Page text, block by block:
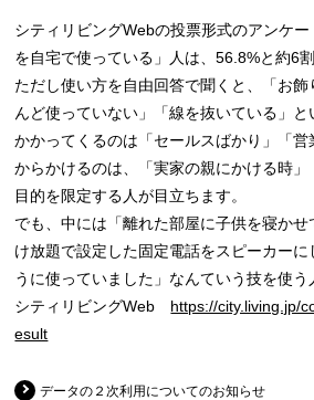
シティリビングWebの投票形式のアンケ
を自宅で使っている」人は、56.8%と約6割
ただし使い方を自由回答で聞くと、「お飾
んど使っていない」「線を抜いている」と
かかってくるのは「セールスばかり」「営
からかけるのは、「実家の親にかける時」
目的を限定する人が目立ちます。
でも、中には「離れた部屋に子供を寝か
け放題で設定した固定電話をスピーカーに
うに使っていました」なんていう技を使う
シティリビングWeb https://city.living.jp/
esult
データの２次利用についてのお知らせ